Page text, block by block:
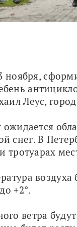
ноября,
Леус,
ожидается
снег. В
тротуарах
воздуха
+2°.
ветра